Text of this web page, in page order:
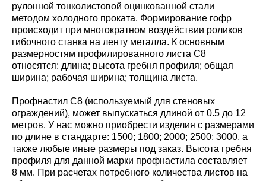
рулонной тонколистовой оцинкованной стали
методом холодного проката. Формирование гофр
происходит при многократном воздействии роликов
гибочного станка на ленту металла. К основным
размерностям профилированного листа С8
относятся: длина; высота гребня профиля; общая
ширина; рабочая ширина; толщина листа.
Профнастил С8 (используемый для стеновых
ограждений), может выпускаться длиной от 0.5 до 12
метров. У нас можно приобрести изделия с размерами
по длине в стандарте: 1500; 1800; 2000; 2500; 3000, а
также любые иные размеры под заказ. Высота гребня
профиля для данной марки профнастила составляет
8 мм. При расчетах потребного количества листов на